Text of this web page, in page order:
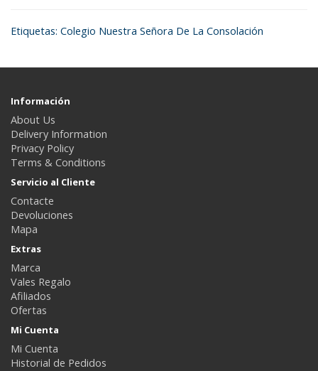
Etiquetas: Colegio Nuestra Señora De La Consolación
Información
About Us
Delivery Information
Privacy Policy
Terms & Conditions
Servicio al Cliente
Contacte
Devoluciones
Mapa
Extras
Marca
Vales Regalo
Afiliados
Ofertas
Mi Cuenta
Mi Cuenta
Historial de Pedidos